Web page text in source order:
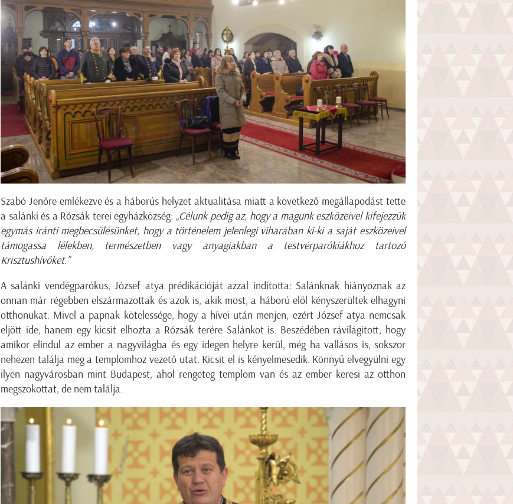
Szabó Jenőre emlékezve és a háborús helyzet aktualitása miatt a következő megállapodást tette
a salánki és a Rózsák terei egyházközség: „Célunk pedig az, hogy a magunk eszközeivel kifejezzük
egymás iránti megbecsülésünket, hogy a történelem jelenlegi viharában ki-ki a saját eszközeivel
támogassa lélekben, természetben vagy anyagiakban a testvérparókiákhoz tartozó
Krisztushívőket.”
A salánki vendégparókus, József atya prédikációját azzal indította: Salánknak hiányoznak az
onnan már régebben elszármazottak és azok is, akik most, a háború elől kényszerültek elhagyni
otthonukat. Mivel a papnak kötelessége, hogy a hívei után menjen, ezért József atya nemcsak
eljött ide, hanem egy kicsit elhozta a Rózsák terére Salánkot is. Beszédében rávilágított, hogy
amikor elindul az ember a nagyvilágba és egy idegen helyre kerül, még ha vallásos is, sokszor
nehezen találja meg a templomhoz vezető utat. Kicsit el is kényelmesedik. Könnyű elvegyülni egy
ilyen nagyvárosban mint Budapest, ahol rengeteg templom van és az ember keresi az otthon
megszokottat, de nem találja.